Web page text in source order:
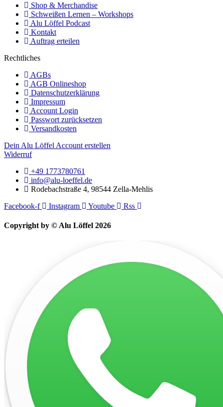
Shop & Merchandise
Schweißen Lernen – Workshops
Alu Löffel Podcast
Kontakt
Auftrag erteilen
Rechtliches
AGBs
AGB Onlineshop
Datenschutzerklärung
Impressum
Account Login
Passwort zurücksetzen
Versandkosten
Dein Alu Löffel Account erstellen
Widerruf
+49 1773780761
info@alu-loeffel.de
Rodebachstraße 4, 98544 Zella-Mehlis
Facebook-f
Instagram Youtube Rss
Copyright by © Alu Löffel 2026